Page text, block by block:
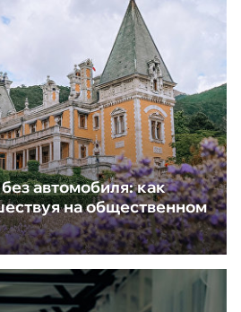
автомобиля: как
на общественном